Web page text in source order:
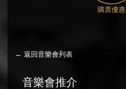
購票優惠
← 返回音樂會列表
音樂會推介